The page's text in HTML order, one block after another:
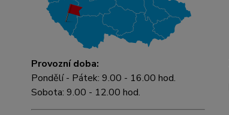
Provozní doba:
Pondělí - Pátek: 9.00 - 16.00 hod.
Sobota: 9.00 - 12.00 hod.